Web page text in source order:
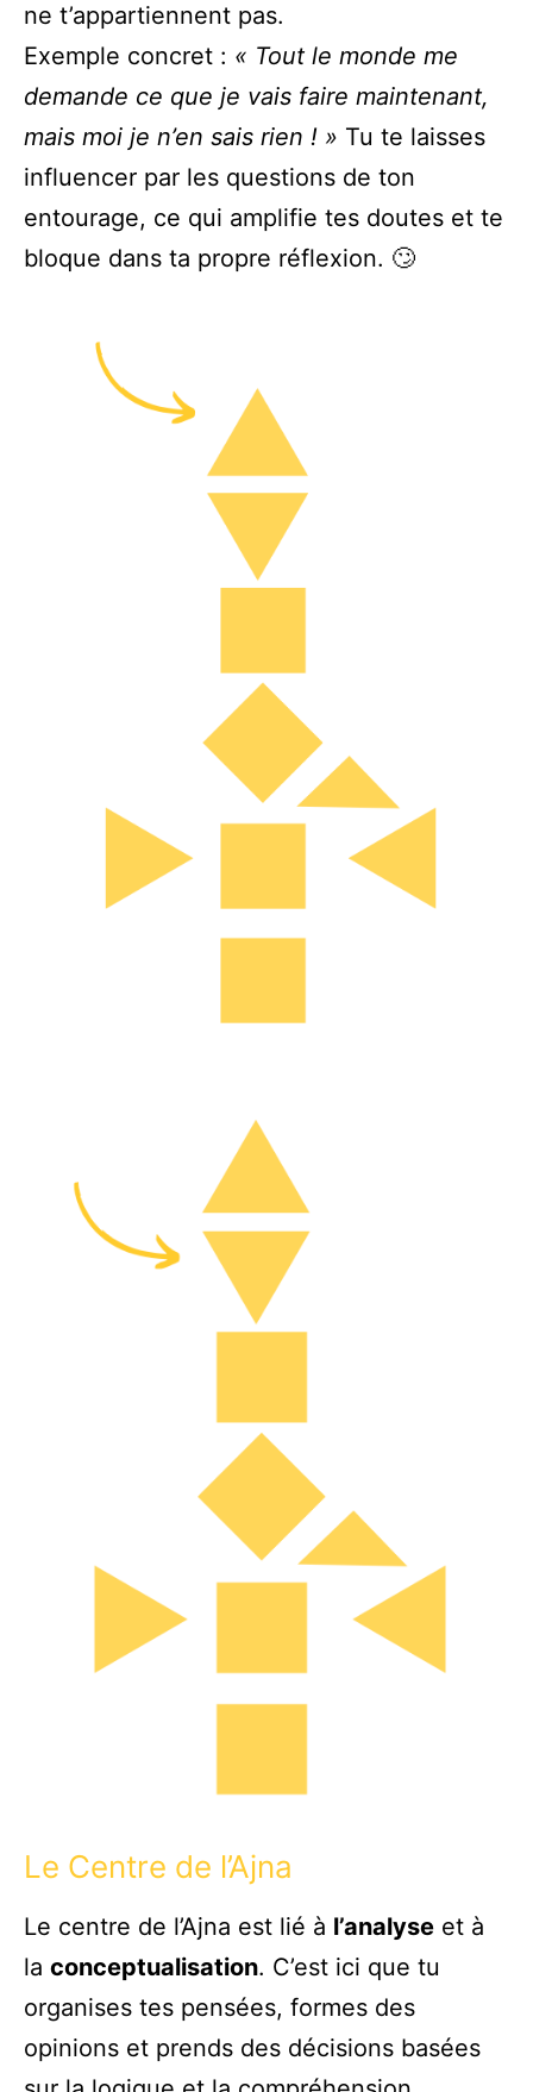
ne t’appartiennent pas.
Exemple concret : « Tout le monde me
demande ce que je vais faire maintenant,
mais moi je n’en sais rien ! » Tu te laisses
influencer par les questions de ton
entourage, ce qui amplifie tes doutes et te
bloque dans ta propre réflexion. 🙄
Le Centre de l’Ajna
Le centre de l’Ajna est lié à l’analyse et à
la conceptualisation. C’est ici que tu
organises tes pensées, formes des
opinions et prends des décisions basées